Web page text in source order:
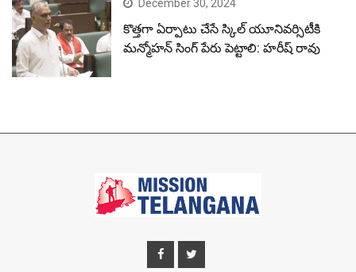
December 30, 2024
కొత్తగా ఏర్పాటు చేసే స్కిల్ యూనివర్సిటీకి
మన్మోహన్ సింగ్ పేరు పెట్టాలి: హరీష్ రావు